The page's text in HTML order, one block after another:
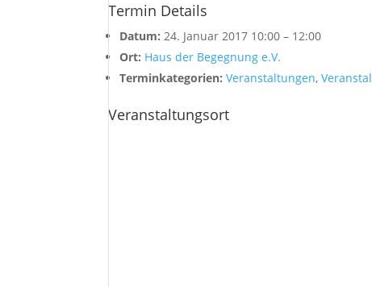
Termin Details
Datum: 24. Januar 2017 10:00 – 12:00
Ort: Haus der Begegnung e.V.
Terminkategorien: Veranstaltungen,
Veranstaltungsort